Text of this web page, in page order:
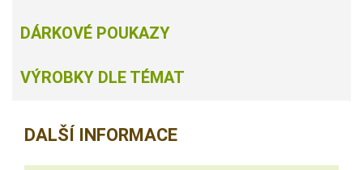
DÁRKOVÉ POUKAZY
VÝROBKY DLE TÉMAT
DALŠÍ INFORMACE